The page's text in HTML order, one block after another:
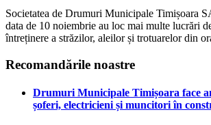
Societatea de Drumuri Municipale Timișoara
data de 10 noiembrie au loc mai multe lucrări
întreținere a străzilor, aleilor și trotuarelor din
Recomandările noastre
Drumuri Municipale Timișoara face
șoferi, electricieni și muncitori în